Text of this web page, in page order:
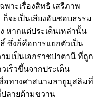
พาะเรื่องสิทธิ เสรีภาพ
จะเป็นเสียงอันชอบธรรม
หากแต่ประเด็นเหล่านั้น
ซึ่งก็คือการแยกตัวเป็น
มเป็นเอกราชปาตานี ที่ถูก
เร็วขึ้นจากประเด็น
อทางศาสนามลายูมุสลิมที่
ลายด้ามขวาน